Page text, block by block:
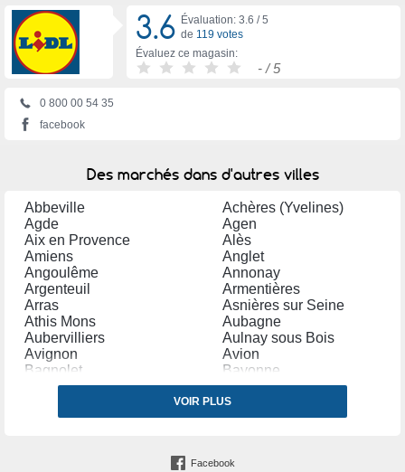
3.6 Évaluation: 3.6 /5
de 119 votes
Évaluez ce magasin:
- / 5
0 800 00 54 35
facebook
Des marchés dans d'autres villes
Abbeville
Achères (Yvelines)
Agde
Agen
Aix en Provence
Alès
Amiens
Anglet
Angoulême
Annonay
Argenteuil
Armentières
Arras
Asnières sur Seine
Athis Mons
Aubagne
Aubervilliers
Aulnay sous Bois
Avignon
Avion
Bagnolet
Bayonne
Bègles
Belfort
Béthune
Béziers
Blagnac
Bourges
VOIR PLUS
Facebook